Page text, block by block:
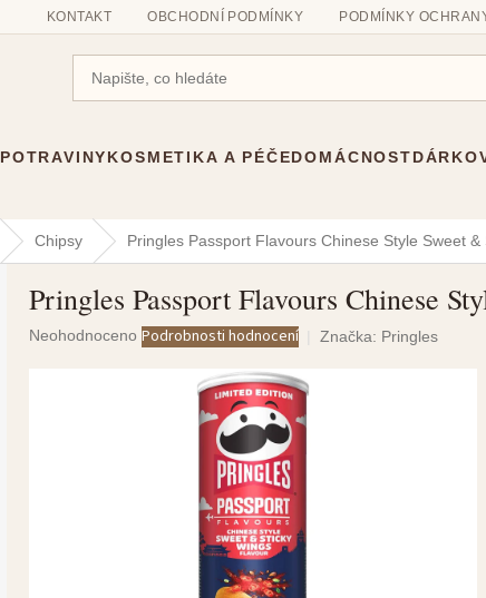
KONTAKT OBCHODNÍ PODMÍNKY PODMÍNKY
POTRAVINYKOSMETIKA A PÉČEDOMÁCNOST
Chipsy Pringles Passport Flavours Chinese Style Sweet &
Pringles Passport Flavours Chinese
Průměrné
Neohodnoceno Podrobnosti hodnocení Značka: Pringles